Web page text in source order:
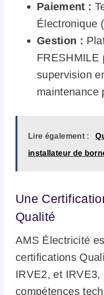
Paiement :
Électronique
Gestion :
FRESHMILE
supervision
maintenance
Lire également :
installateur de
Une
Qualité
AMS Électricité
certifications
IRVE2, et
compétences